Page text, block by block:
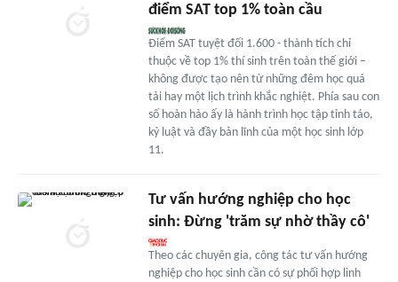
điểm SAT top 1% toàn cầu
Điểm SAT tuyệt đối 1.600 - thành tích chỉ
thuộc về top 1% thí sinh trên toàn thế giới –
không được tạo nên từ những đêm học quá
tải hay một lịch trình khắc nghiệt. Phía sau con
số hoàn hảo ấy là hành trình học tập tỉnh táo,
kỷ luật và đầy bản lĩnh của một học sinh lớp
11.
Tư vấn hướng nghiệp cho học
sinh: Đừng 'trăm sự nhờ thầy cô'
Theo các chuyên gia, công tác tư vấn hướng
nghiệp cho học sinh cần có sự phối hợp linh